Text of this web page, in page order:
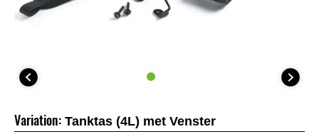
Variation: Tanktas (4L) met Venster